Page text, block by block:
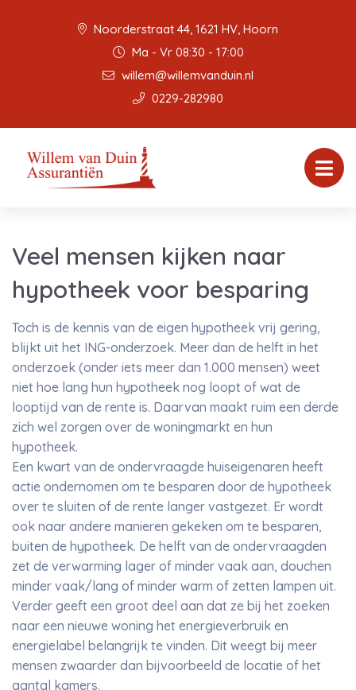
Noorderstraat 44, 1621 HV, Hoorn
Ma - Vr 08:30 - 17:00
willem@willemvanduin.nl
0229-282980
Veel mensen kijken naar
hypotheek voor besparing
Toch is de kennis van de eigen hypotheek vrij gering,
blijkt uit het ING-onderzoek. Meer dan de helft in het
onderzoek (onder iets meer dan 1.000 mensen) weet
niet hoe lang hun hypotheek nog loopt of wat de
looptijd van de rente is. Daarvan maakt ruim een derde
zich wel zorgen over de woningmarkt en hun
hypotheek.
Een kwart van de ondervraagde huiseigenaren heeft
actie ondernomen om te besparen door de hypotheek
over te sluiten of de rente langer vastgezet. Er wordt
ook naar andere manieren gekeken om te besparen,
buiten de hypotheek. De helft van de ondervraagden
zet de verwarming lager of minder vaak aan, douchen
minder vaak/lang of minder warm of zetten lampen uit.
Verder geeft een groot deel aan dat ze bij het zoeken
naar een nieuwe woning het energieverbruik en
energielabel belangrijk te vinden. Dit weegt bij meer
mensen zwaarder dan bijvoorbeeld de locatie of het
aantal kamers.